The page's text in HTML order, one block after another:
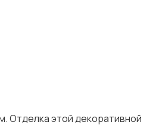
Отделка этой декоративной